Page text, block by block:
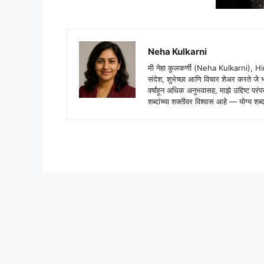
Neha Kulkarni
मी नेहा कुलकर्णी (Neha Kulkarni),
संदेश, शुभेच्छा आणि विचार शेअर करते जे
वर्षांहून अधिक अनुभवासह, माझे उद्दिष्ट
शब्दांच्या शक्तीवर विश्वास आहे — योग्य